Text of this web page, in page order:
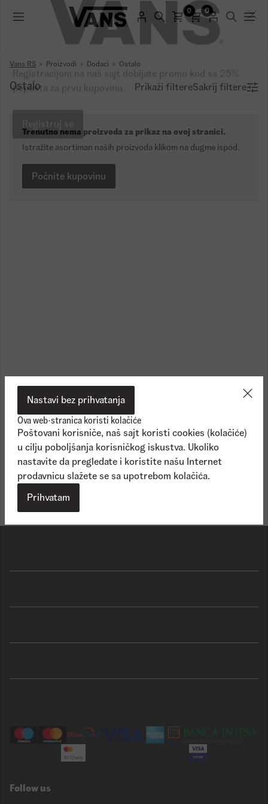
0 0
Vans RS Proizvodi Dodaci Ostalo
Ostalo Prikaži filtereSakrij filtere
Trenutno nema proizvoda za prikaz na ovoj stranici.
Istražite asortiman naših proizvoda klikom na dugme ispod.
Počnite kupovinu
Vidi više
Follow us
Registracijom na naš sajt dobijate promo kod sa 25%
Registruj se
Nastavi bez prihvatanja
Ova web-stranica koristi kolačiće
Poštovani korisniče, naš sajt koristi cookies (kolačiće)
u cilju poboljšanja korisničkog iskustva. Ukoliko
nastavite da pregledate i koristite našu Internet
prodavnicu slažete se sa upotrebom kolačića.
Prihvatam